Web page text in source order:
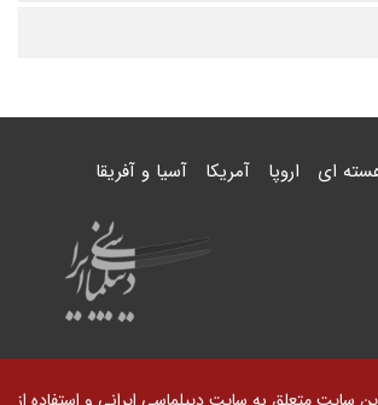
ای اروپا آمریکا آسیا و آفریقا